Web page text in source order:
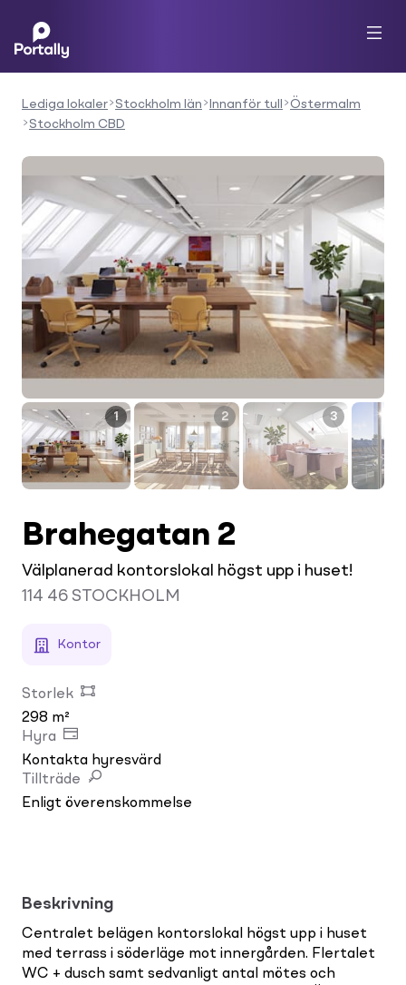
Lediga lokaler Stockholm län Innanför tull
Östermalm
Stockholm CBD
1 2 3
Brahegatan 2
Välplanerad kontorslokal högst upp i huset!
114 46 STOCKHOLM
Kontor
Storlek
298 m²
Hyra
Kontakta hyresvärd
Tillträde
Enligt överenskommelse
Beskrivning
Centralet belägen kontorslokal högst upp i huset
med terrass i söderläge mot innergården. Flertalet
WC + dusch samt sedvanligt antal mötes och